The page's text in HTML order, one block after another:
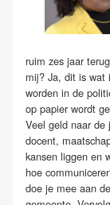
ruim zes jaar
mij? Ja, dit is wat
worden in de
op papier wordt
Veel geld naar de
docent,
kansen liggen en
hoe
doe je mee aan